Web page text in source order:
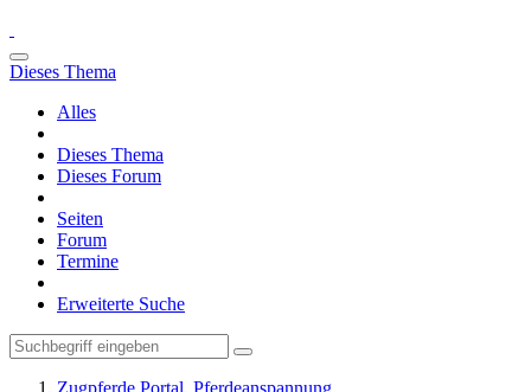
Dieses Thema
Alles
Dieses Thema
Dieses Forum
Seiten
Forum
Termine
Erweiterte Suche
Zugpferde Portal, Pferdeanspannung